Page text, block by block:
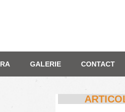
GALERIE CONTACT